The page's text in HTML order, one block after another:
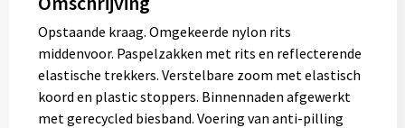
Opstaande kraag. Omgekeerde nylon rits
middenvoor. Paspelzakken met rits en reflecterende
elastische trekkers. Verstelbare zoom met elastisch
koord en plastic stoppers. Binnennaden afgewerkt
met gerecycled biesband. Voering van anti-pilling